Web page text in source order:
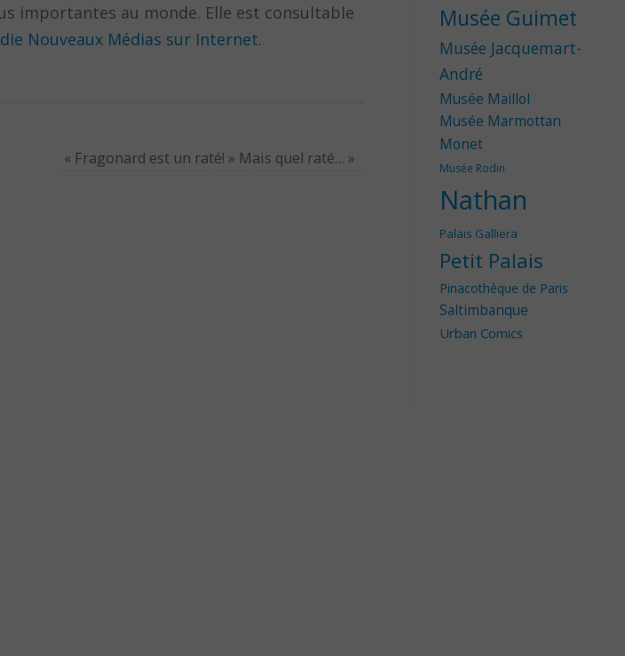
importantes au monde. Elle est consultable
Nouveaux Médias sur Internet.
« Fragonard est un raté! » Mais quel raté… »
Musée Guimet
Musée Jacquemart-
André
Musée Maillol
Musée Marmottan
Monet
Musée Rodin
Nathan
Palais Galliera
Petit Palais
Pinacothèque de Paris
Saltimbanque
Urban Comics